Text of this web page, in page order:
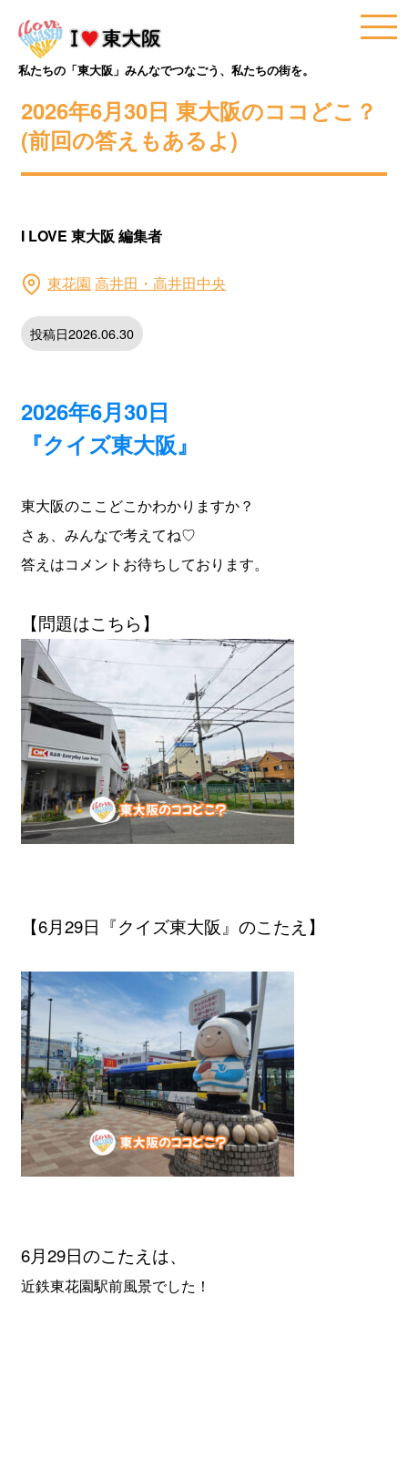
私たちの「東大阪」みんなでつなごう、私たちの街を。
2026年6月30日 東大阪のココどこ？
(前回の答えもあるよ)
I LOVE 東大阪 編集者
東花園 高井田・高井田中央
投稿日2026.06.30
2026年6月30日
『クイズ東大阪』
東大阪のここどこかわかりますか？
さぁ、みんなで考えてね♡
答えはコメントお待ちしております。
【問題はこちら】
【6月29日『クイズ東大阪』のこたえ】
6月29日のこたえは、
近鉄東花園駅前風景でした！